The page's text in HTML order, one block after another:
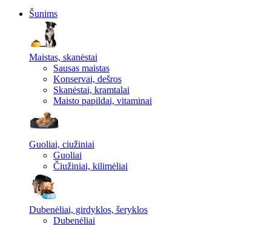
Šunims
Maistas, skanėstai
Sausas maistas
Konservai, dešros
Skanėstai, kramtalai
Maisto papildai, vitaminai
Guoliai, ciužiniai
Guoliai
Čiužiniai, kilimėliai
Dubenėliai, girdyklos, šeryklos
Dubenėliai